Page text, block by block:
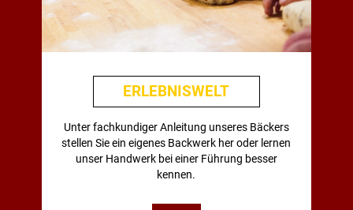
ERLEBNISWELT
Unter fachkundiger Anleitung unseres Bäckers
stellen Sie ein eigenes Backwerk her oder lernen
unser Handwerk bei einer Führung besser
kennen.